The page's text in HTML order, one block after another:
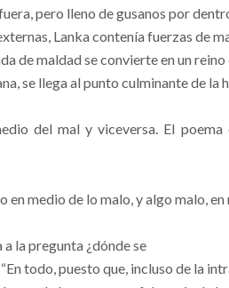
pero lleno de gusanos por
Lanka contenía fuerzas de
de maldad se convierte en un
se llega al punto culminante de la
del mal y viceversa. El
en medio de lo malo, y algo malo,
a la pregunta ¿dónde se
todo, puesto que, incluso de la